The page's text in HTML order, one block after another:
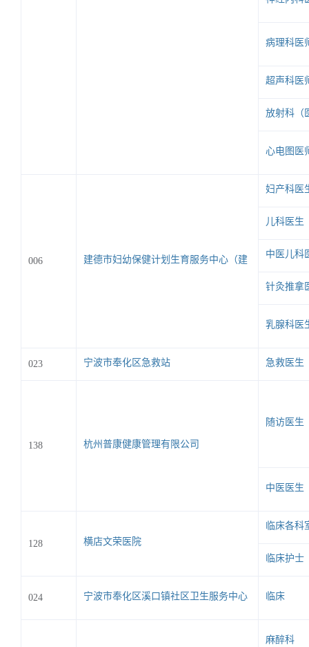
病理科医
超声科医
放射科（
心电图医
006
建德市妇幼保健计划生育服务中心（建
妇产科医
儿科医生
中医儿科
针灸推拿
乳腺科医
023 宁波市奉化区急救站 急救医生
138 杭州普康健康管理有限公司
随访医生
中医医生
128 横店文荣医院
临床各科
临床护士
024
宁波市奉化区溪口镇社区卫生服务中心
临床
麻醉科